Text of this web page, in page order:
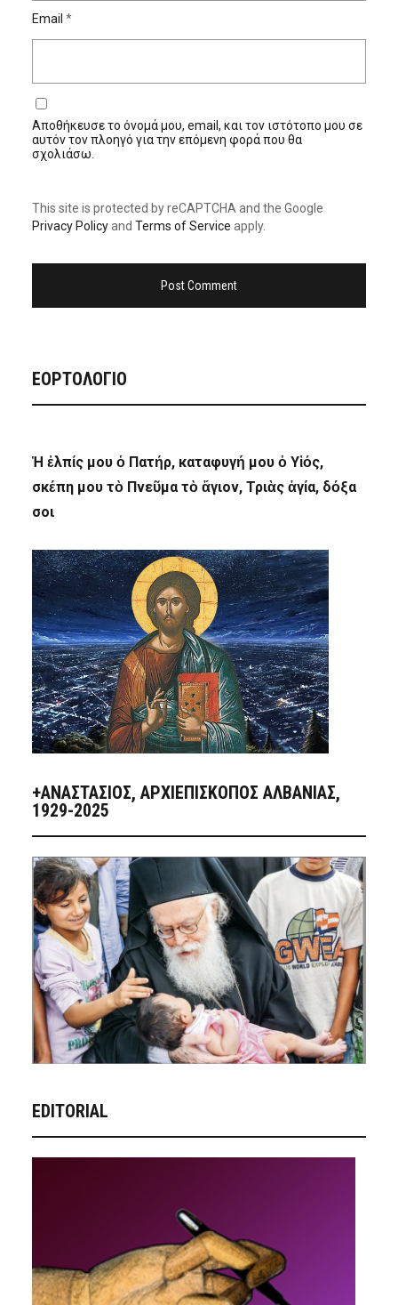
Email *
Αποθήκευσε το όνομά μου, email, και τον ιστότοπο μου σε
αυτόν τον πλοηγό για την επόμενη φορά που θα
σχολιάσω.
This site is protected by reCAPTCHA and the Google
Privacy Policyand Terms of Service apply.
ΕΟΡΤΟΛΟΓΙΟ
Ἡ ἐλπίς μου ὁ Πατήρ, καταφυγή μου ὁ Υἱός,
σκέπη μου τὸ Πνεῦμα τὸ ἅγιον, Τριὰς ἁγία, δόξα
σοι
+ΑΝΑΣΤΆΣΙΟΣ, ΑΡΧΙΕΠΊΣΚΟΠΟΣ ΑΛΒΑΝΊΑΣ,
1929-2025
EDITORIAL